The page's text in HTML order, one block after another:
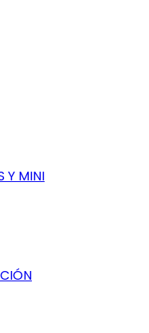
Y MINI